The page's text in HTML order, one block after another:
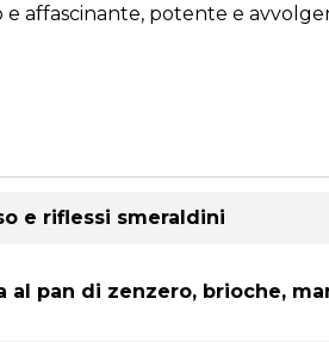
affascinante, potente e
e riflessi smeraldini
al pan di zenzero, brioche,